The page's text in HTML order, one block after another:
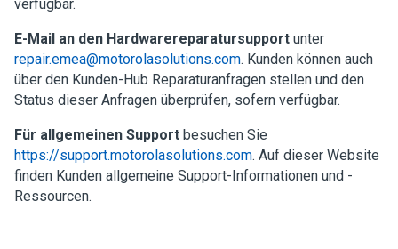
verfügbar.
E-Mail an den Hardwarereparatursupport unter
repair.emea@motorolasolutions.com. Kunden können auch
über den Kunden-Hub Reparaturanfragen stellen und den
Status dieser Anfragen überprüfen, sofern verfügbar.
Für allgemeinen Support besuchen Sie
https://support.motorolasolutions.com. Auf dieser Website
finden Kunden allgemeine Support-Informationen und -
Ressourcen.